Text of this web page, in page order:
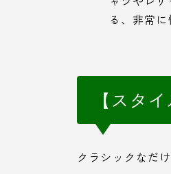
る、非常に
【スタ
クラシックなだ